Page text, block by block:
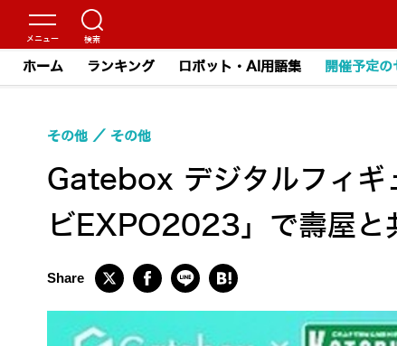
ホーム ランキング ロボット・AI用語集 開催予定の
Gatebox デジタルフィ
ビEXPO2023」で壽屋と
その他 その他